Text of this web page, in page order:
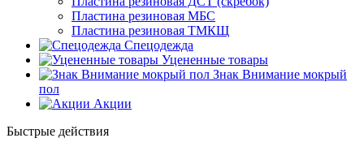
Пластина резиновая МБС
Пластина резиновая ТМКЩ
Спецодежда
Уцененные товары
Знак Внимание мокрый
пол
Акции
Быстрые действия